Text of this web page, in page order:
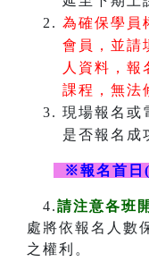
為確保學員
會員，並請
人資料，報
課程，無法
現場報名或
是否報名成
※報名首日
4.請注意各班
處將依報名人數
之權利。